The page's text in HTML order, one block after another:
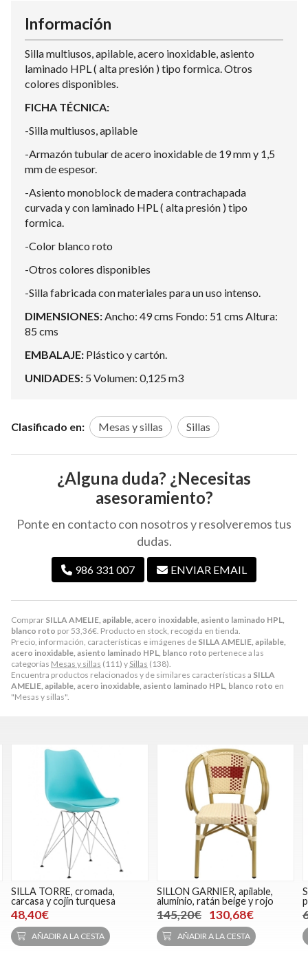
Comprar SILLA AMELIE, apilable, acero inoxidable, asiento laminado HPL,
blanco roto por 53,36€ . Producto en stock, recogida en tienda.
Precio, información, características e imágenes de SILLA AMELIE, apilable,
acero inoxidable, asiento laminado HPL, blanco roto pertenece a las
categorías Mesas y sillas (111) y Sillas (138).
Encuentra productos relacionados y de similares características a SILLA
AMELIE, apilable, acero inoxidable, asiento laminado HPL, blanco roto en
"Mesas y sillas".
Información
Silla multiusos, apilable, acero inoxidable, asiento
laminado HPL ( alta presión ) tipo formica. Otros
colores disponibles.
FICHA TÉCNICA:
-Silla multiusos, apilable
-Armazón tubular de acero inoxidable de 19 mm y 1,5
mm de espesor.
-Asiento monoblock de madera contrachapada
curvada y con laminado HPL ( alta presión ) tipo
formica.
-Color blanco roto
-Otros colores disponibles
-Silla fabricada con materiales para un uso intenso.
DIMENSIONES: Ancho: 49 cms Fondo: 51 cms Altura:
85 cms
EMBALAJE: Plástico y cartón.
UNIDADES: 5 Volumen: 0,125 m3
Clasificado en: Mesas y sillas Sillas
¿Alguna duda? ¿Necesitas
asesoramiento?
Ponte en contacto con nosotros y resolveremos tus
dudas.
986 331 007 ENVIAR EMAIL
SILLA TORRE, cromada,
carcasa y cojín turquesa
48,40€
AÑADIR A LA CESTA
SILLON GARNIER, apilable,
aluminio, ratán beige y rojo
145,20€ 130,68€
AÑADIR A LA CESTA